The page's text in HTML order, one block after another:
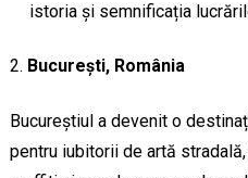
istoria și semnificația
București, România
Bucureștiul a devenit o
pentru iubitorii de artă